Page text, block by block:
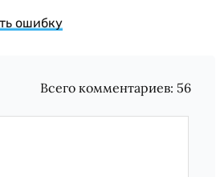
ошибку
Всего комментариев: 56